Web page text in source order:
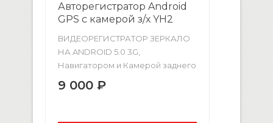
Авторегистратор Android
GPS с камерой з/х YH2
ВИДЕОРЕГИСТРАТОР ЗЕРКАЛО
НА ANDROID 5.0 3G,
Навигатором и Камерой заднего
вида Видеосъемка Full HD 1080
Большой экран Multi Touch
9 000 ₽